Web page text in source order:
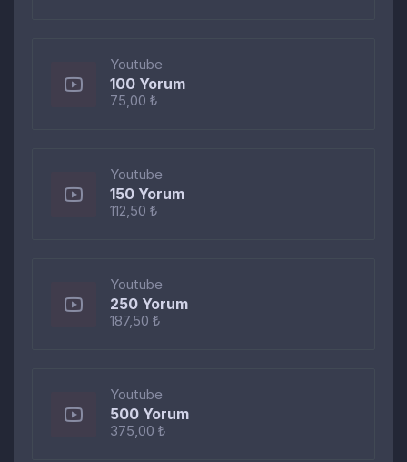
Youtube
100 Yorum
75,00 ₺
Youtube
150 Yorum
112,50 ₺
Youtube
250 Yorum
187,50 ₺
Youtube
500 Yorum
375,00 ₺